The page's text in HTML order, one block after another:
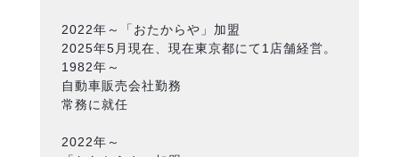
2022年～「おたからや」加盟
2025年5月現在、現在東京都にて1店舗経営。
1982年～
自動車販売会社勤務
常務に就任
2022年～